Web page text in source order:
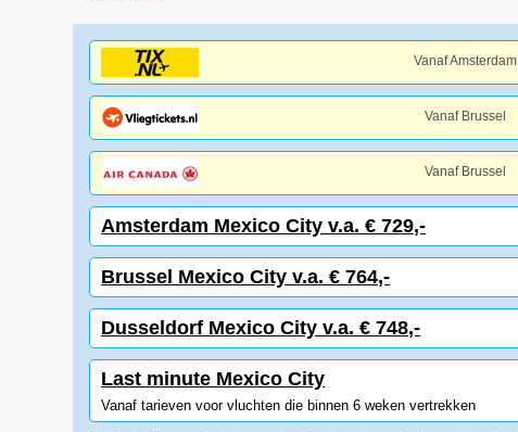
Vanaf Amsterdam
Vanaf Brussel
Vanaf Brussel
Amsterdam Mexico City v.a. € 729,-
Brussel Mexico City v.a. € 764,-
Dusseldorf Mexico City v.a. € 748,-
Last minute Mexico City
Vanaf tarieven voor vluchten die binnen 6 weken vertrekken